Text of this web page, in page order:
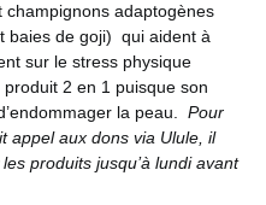
champignons adaptogènes
baies de goji) qui aident à
sur le stress physique
2 en 1 puisque son
la peau. Pour
appel aux dons via Ulule, il
les produits jusqu’à lundi avant